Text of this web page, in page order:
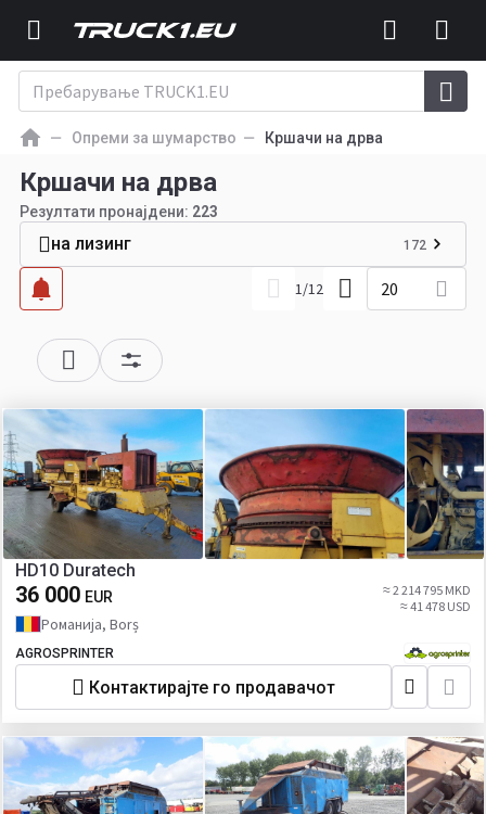
Опреми за шумарство Кршачи на дрва
Кршачи на дрва
Резултати пронајдени: 223
на лизинг 172
1/12 20
HD10 Duratech
36 000 EUR
≈ 2 214 795 MKD
≈ 41 478 USD
Романија, Borș
AGROSPRINTER
Контактирајте го продавачот